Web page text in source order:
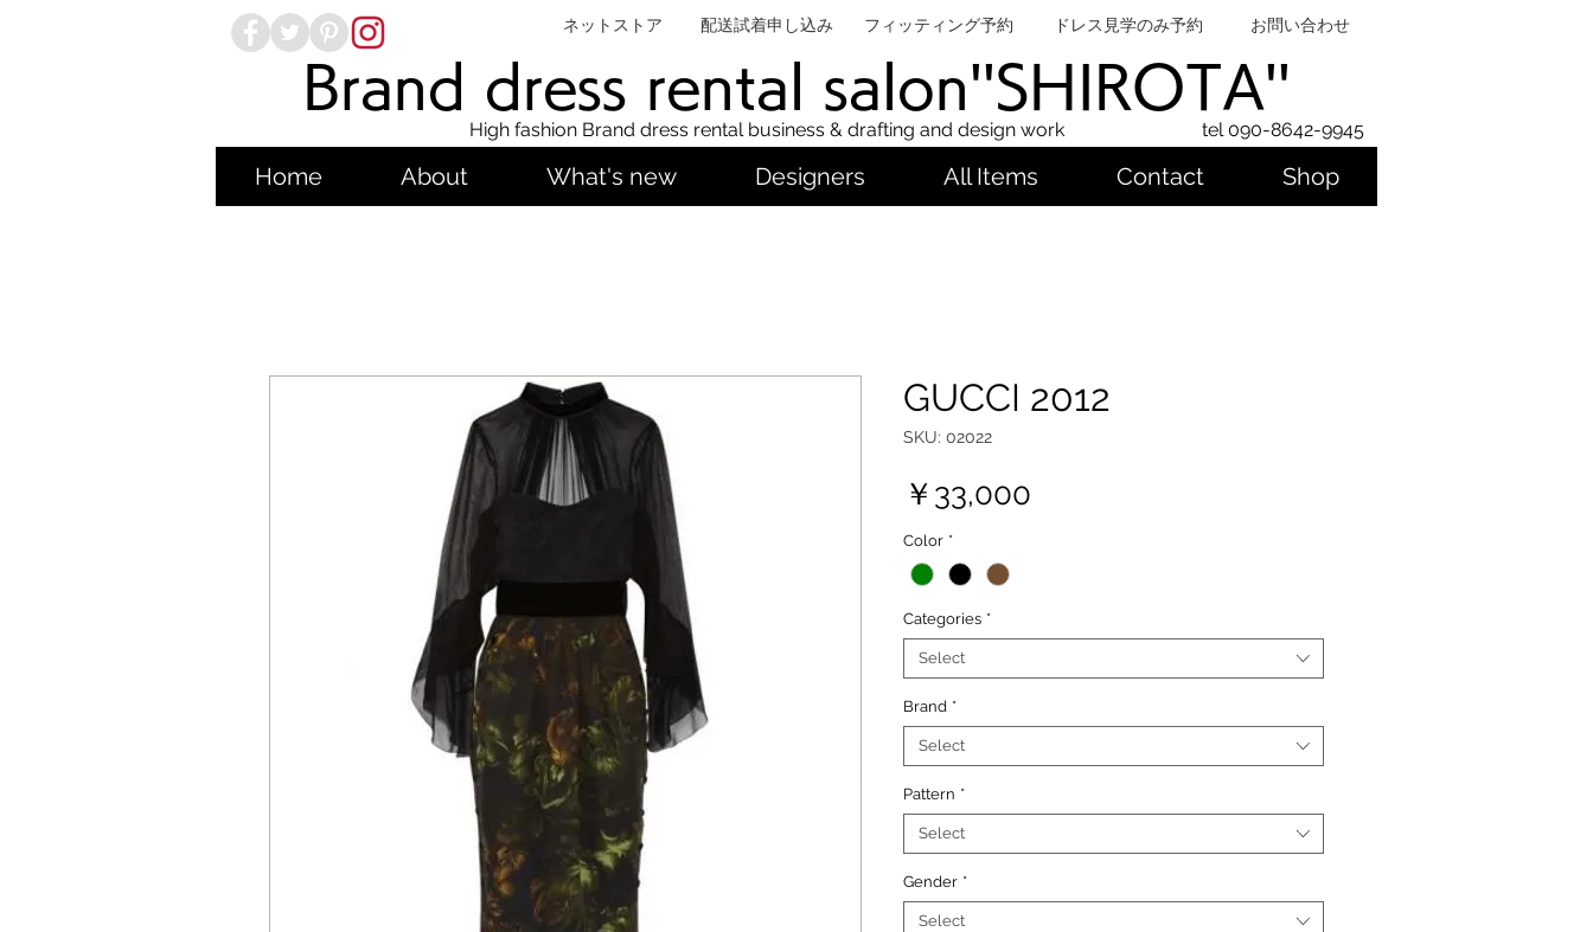
ネットストア 配送試着申し込み フィッティング予約 ドレス見学のみ予約 お問い合わせ
Brand dress rental salon''SHIROTA''
High fashion Brand dress rental business & drafting and design work tel 090-8642-9945
Home About What's new Designers All Items Contact Shop
GUCCI 2012
SKU: 02022
￥33,000
Color *
Categories *
Select
Brand *
Select
Pattern *
Select
Gender *
Select